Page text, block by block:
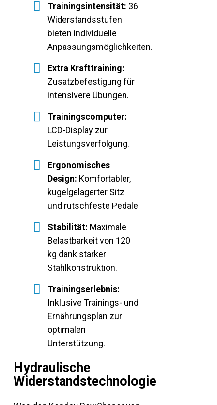
Trainingsintensität: 36
Widerstandsstufen
bieten individuelle
Anpassungsmöglichkeiten.
Extra Krafttraining:
Zusatzbefestigung für
intensivere Übungen.
Trainingscomputer:
LCD-Display zur
Leistungsverfolgung.
Ergonomisches
Design: Komfortabler,
kugelgelagerter Sitz
und rutschfeste Pedale.
Stabilität: Maximale
Belastbarkeit von 120
kg dank starker
Stahlkonstruktion.
Trainingserlebnis:
Inklusive Trainings- und
Ernährungsplan zur
optimalen
Unterstützung.
Hydraulische
Widerstandstechnologie